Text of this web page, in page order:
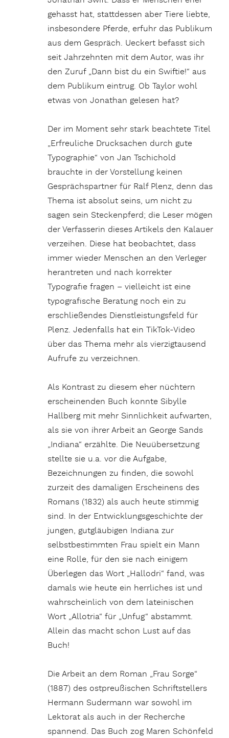
gehasst hat, stattdessen aber Tiere liebte,
insbesondere Pferde, erfuhr das Publikum
aus dem Gespräch. Ueckert befasst sich
seit Jahrzehnten mit dem Autor, was ihr
den Zuruf „Dann bist du ein Swiftie!“ aus
dem Publikum eintrug. Ob Taylor wohl
etwas von Jonathan gelesen hat?
Der im Moment sehr stark beachtete Titel
„Erfreuliche Drucksachen durch gute
Typographie“ von Jan Tschichold
brauchte in der Vorstellung keinen
Gesprächspartner für Ralf Plenz, denn das
Thema ist absolut seins, um nicht zu
sagen sein Steckenpferd; die Leser mögen
der Verfasserin dieses Artikels den Kalauer
verzeihen. Diese hat beobachtet, dass
immer wieder Menschen an den Verleger
herantreten und nach korrekter
Typografie fragen – vielleicht ist eine
typografische Beratung noch ein zu
erschließendes Dienstleistungsfeld für
Plenz. Jedenfalls hat ein TikTok-Video
über das Thema mehr als vierzigtausend
Aufrufe zu verzeichnen.
Als Kontrast zu diesem eher nüchtern
erscheinenden Buch konnte Sibylle
Hallberg mit mehr Sinnlichkeit aufwarten,
als sie von ihrer Arbeit an George Sands
„Indiana“ erzählte. Die Neuübersetzung
stellte sie u.a. vor die Aufgabe,
Bezeichnungen zu finden, die sowohl
zurzeit des damaligen Erscheinens des
Romans (1832) als auch heute stimmig
sind. In der Entwicklungsgeschichte der
jungen, gutgläubigen Indiana zur
selbstbestimmten Frau spielt ein Mann
eine Rolle, für den sie nach einigem
Überlegen das Wort „Hallodri“ fand, was
damals wie heute ein herrliches ist und
wahrscheinlich von dem lateinischen
Wort „Allotria“ für „Unfug“ abstammt.
Allein das macht schon Lust auf das
Buch!
Die Arbeit an dem Roman „Frau Sorge“
(1887) des ostpreußischen Schriftstellers
Hermann Sudermann war sowohl im
Lektorat als auch in der Recherche
spannend. Das Buch zog Maren Schönfeld